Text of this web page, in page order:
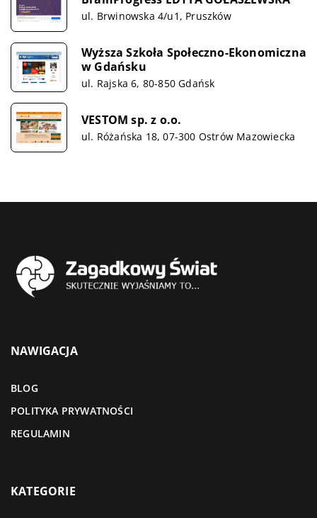
ul. Brwinowska 4/u1, Pruszków
Wyższa Szkoła Społeczno-Ekonomiczna
w Gdańsku
ul. Rajska 6, 80-850 Gdańsk
VESTOM sp. z o.o.
ul. Różańska 18, 07-300 Ostrów Mazowiecka
NAWIGACJA
BLOG
POLITYKA PRYWATNOŚCI
REGULAMIN
KATEGORIE